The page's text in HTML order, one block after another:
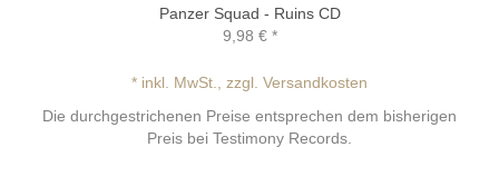
Panzer Squad - Ruins CD
9,98 €*
* inkl. MwSt., zzgl. Versandkosten
Die durchgestrichenen Preise entsprechen dem bisherigen
Preis bei Testimony Records.